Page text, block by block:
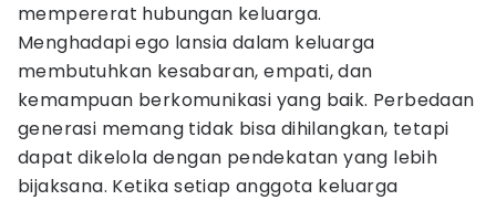
mempererat hubungan keluarga.
Menghadapi ego lansia dalam keluarga
membutuhkan kesabaran, empati, dan
kemampuan berkomunikasi yang baik. Perbedaan
generasi memang tidak bisa dihilangkan, tetapi
dapat dikelola dengan pendekatan yang lebih
bijaksana. Ketika setiap anggota keluarga